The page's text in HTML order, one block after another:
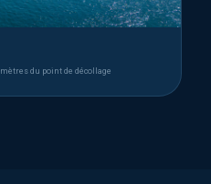
du point de décollage